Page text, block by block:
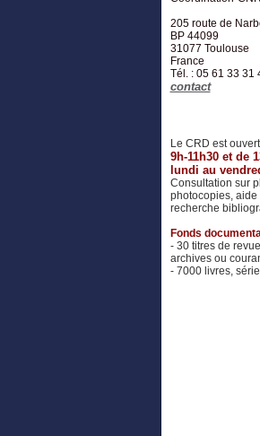
205 route de
BP 44099
31077 Toulouse
France
Tél. : 05 61 33 31
contact
Le CRD est
9h-11h30 et de
lundi au
Consultation sur
photocopies, aide
recherche
Fonds
- 30 titres de
archives ou
- 7000 livres,